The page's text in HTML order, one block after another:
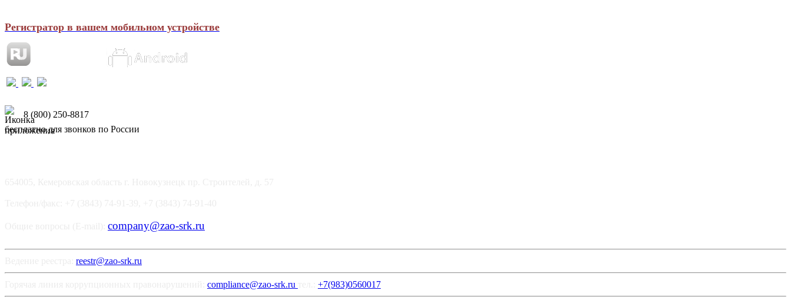
Регистратор в вашем мобильном устройстве
8 (800) 250-8817
бесплатно для звонков по России
company@zao-srk.ru
reestr@zao-srk.ru
compliance@zao-srk.ru +7(983)0560017